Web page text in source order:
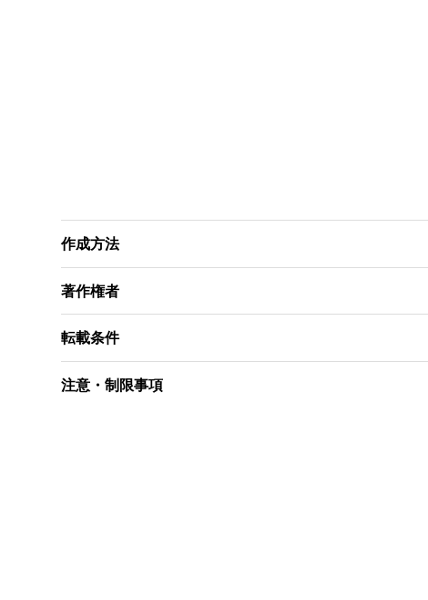
作成方法
著作権者
転載条件
注意・制限事項